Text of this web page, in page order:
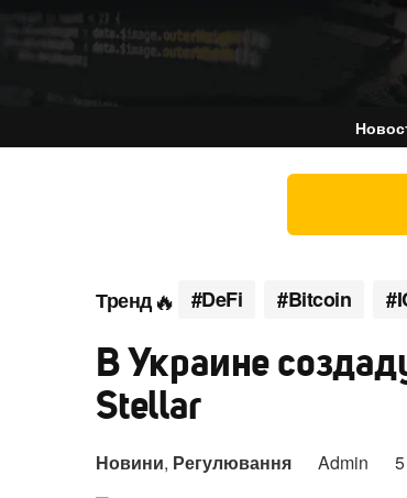
Тренд #DeFi #Bitcoin
В Украине
Stellar
Новини, Регулювання Admin